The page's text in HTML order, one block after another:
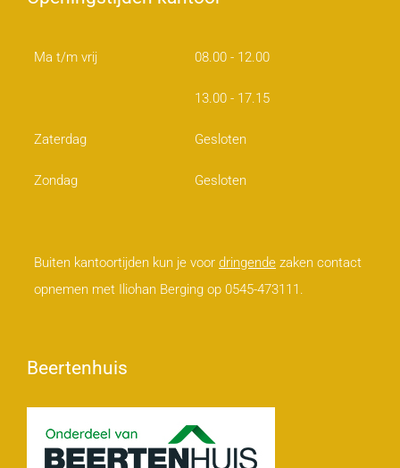
Ma t/m vrij 08.00 - 12.00
13.00 - 17.15
Zaterdag Gesloten
Zondag Gesloten
Buiten kantoortijden kun je voor dringende zaken contact
opnemen met Iliohan Berging op 0545-473111.
Beertenhuis